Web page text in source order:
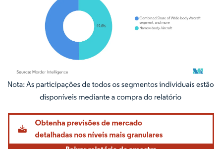
Imagem © Mordor Intelligence. O reuso requer atribuição conforme CC BY 4.0.